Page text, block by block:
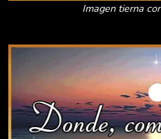
Imagen tierna